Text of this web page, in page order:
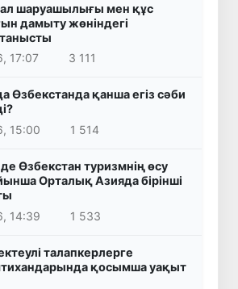
шаруашылығы мен құс
дамыту жөніндегі
17:07
3 111
қанша егіз сәби
15:00
1 514
Өзбекстан туризмнің өсу
Орталық Азияда бірінші
14:39
1 533
талапкерлерге
қосымша уақыт